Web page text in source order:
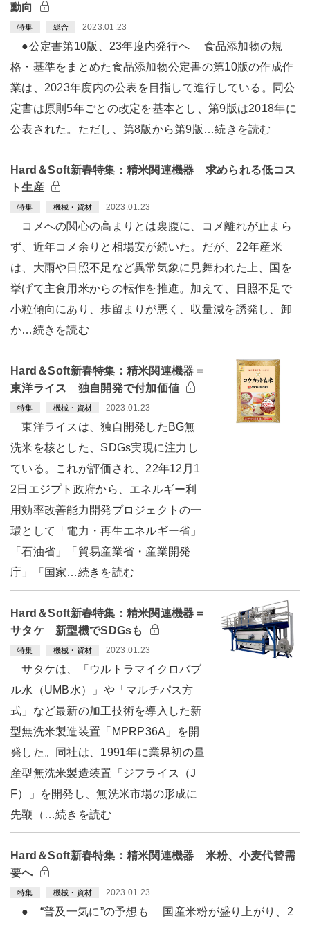
動向
特集 総合 2023.01.23
●公定書第10版、23年度内発行へ 食品添加物の規
格・基準をまとめた食品添加物公定書の第10版の作成作
業は、2023年度内の公表を目指して進行している。同公
定書は原則5年ごとの改定を基本とし、第9版は2018年に
公表された。ただし、第8版から第9版…続きを読む
Hard＆Soft新春特集：精米関連機器 求められる低コス
ト生産
特集 機械・資材 2023.01.23
コメへの関心の高まりとは裏腹に、コメ離れが止まら
ず、近年コメ余りと相場安が続いた。だが、22年産米
は、大雨や日照不足など異常気象に見舞われた上、国を
挙げて主食用米からの転作を推進。加えて、日照不足で
小粒傾向にあり、歩留まりが悪く、収量減を誘発し、卸
か…続きを読む
Hard＆Soft新春特集：精米関連機器＝
東洋ライス 独自開発で付加価値
特集 機械・資材 2023.01.23
東洋ライスは、独自開発したBG無
洗米を核とした、SDGs実現に注力し
ている。これが評価され、22年12月1
2日エジプト政府から、エネルギー利
用効率改善能力開発プロジェクトの一
環として「電力・再生エネルギー省」
「石油省」「貿易産業省・産業開発
庁」「国家…続きを読む
Hard＆Soft新春特集：精米関連機器＝
サタケ 新型機でSDGsも
特集 機械・資材 2023.01.23
サタケは、「ウルトラマイクロバブ
ル水（UMB水）」や「マルチパス方
式」など最新の加工技術を導入した新
型無洗米製造装置「MPRP36A」を開
発した。同社は、1991年に業界初の量
産型無洗米製造装置「ジフライス（J
F）」を開発し、無洗米市場の形成に
先鞭（…続きを読む
Hard＆Soft新春特集：精米関連機器 米粉、小麦代替需
要へ
特集 機械・資材 2023.01.23
● “普及一気に”の予想も 国産米粉が盛り上がり、2